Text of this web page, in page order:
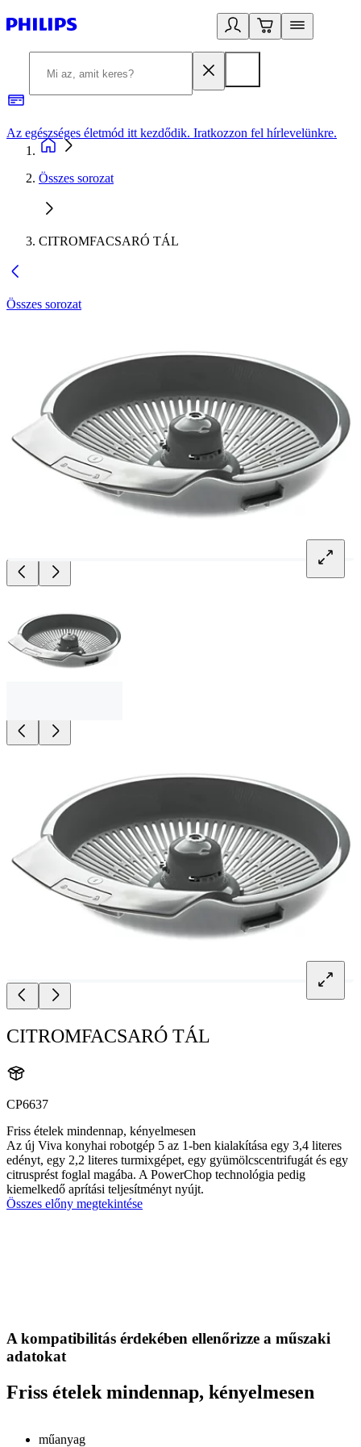
Az egészséges életmód itt kezdődik. Iratkozzon fel hírlevelünkre.
Összes sorozat
CITROMFACSARÓ TÁL
Összes sorozat
CITROMFACSARÓ TÁL
CP6637
Friss ételek mindennap, kényelmesen
Az új Viva konyhai robotgép 5 az 1-ben kialakítása egy 3,4 literes
edényt, egy 2,2 literes turmixgépet, egy gyümölcscentrifugát és egy
citrusprést foglal magába. A PowerChop technológia pedig
kiemelkedő aprítási teljesítményt nyújt.
Összes előny megtekintése
A kompatibilitás érdekében ellenőrizze a műszaki
adatokat
Friss ételek mindennap, kényelmesen
műanyag